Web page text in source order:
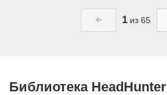
1 из 65
Библиотека HeadHunter